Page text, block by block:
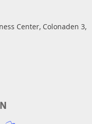
Center, Colonaden 3,